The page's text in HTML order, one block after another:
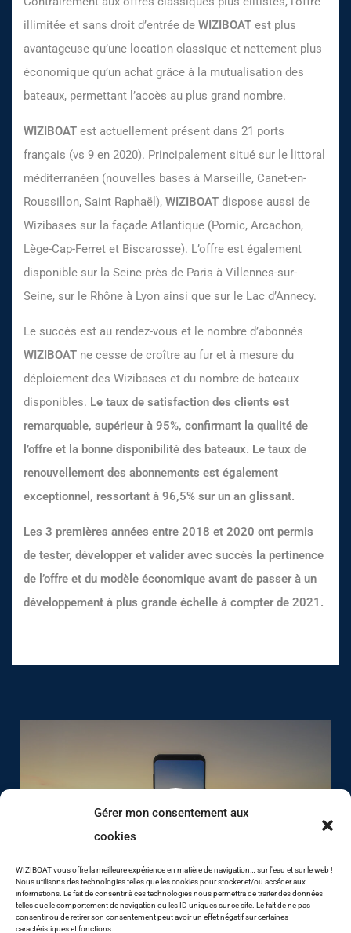
Gérer mon consentement aux
cookies
WIZIBOAT vous offre la meilleure expérience en matière de navigation… sur l'eau et sur le web !
Nous utilisons des technologies telles que les cookies pour stocker et/ou accéder aux
informations. Le fait de consentir à ces technologies nous permettra de traiter des données
telles que le comportement de navigation ou les ID uniques sur ce site. Le fait de ne pas
consentir ou de retirer son consentement peut avoir un effet négatif sur certaines
caractéristiques et fonctions.
illimitée et sans droit d’entrée de WIZIBOAT est plus
avantageuse qu’une location classique et nettement plus
économique qu’un achat grâce à la mutualisation des
bateaux, permettant l’accès au plus grand nombre.
WIZIBOAT est actuellement présent dans 21 ports
français (vs 9 en 2020). Principalement situé sur le littoral
méditerranéen (nouvelles bases à Marseille, Canet-en-
Roussillon, Saint Raphaël), WIZIBOAT dispose aussi de
Wizibases sur la façade Atlantique (Pornic, Arcachon,
Lège-Cap-Ferret et Biscarosse). L’offre est également
disponible sur la Seine près de Paris à Villennes-sur-
Seine, sur le Rhône à Lyon ainsi que sur le Lac d’Annecy.
Le succès est au rendez-vous et le nombre d’abonnés
WIZIBOAT ne cesse de croître au fur et à mesure du
déploiement des Wizibases et du nombre de bateaux
disponibles. Le taux de satisfaction des clients est
remarquable, supérieur à 95%, confirmant la qualité de
l’offre et la bonne disponibilité des bateaux. Le taux de
renouvellement des abonnements est également
exceptionnel, ressortant à 96,5% sur un an glissant.
Les 3 premières années entre 2018 et 2020 ont permis
de tester, développer et valider avec succès la pertinence
de l’offre et du modèle économique avant de passer à un
développement à plus grande échelle à compter de 2021.